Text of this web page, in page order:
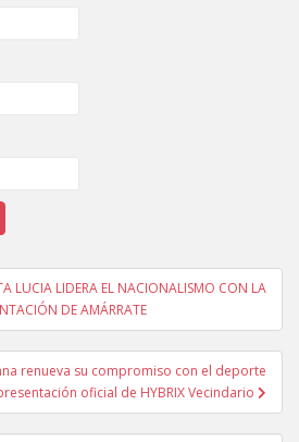
entradas
LUCIA LIDERA EL NACIONALISMO CON LA
DE AMÁRRATE
renueva su compromiso con el deporte
oficial de HYBRIX Vecindario